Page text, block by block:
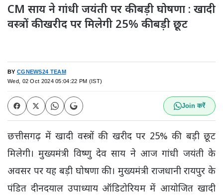
CM साय ने गांधी जयंती पर की बड़ी घोषणा : खादी
वस्त्रों की खरीद पर मिलेगी 25% की बड़ी छूट
BY CGNEWS24 TEAM
Wed, 02 Oct 2024 05:04:22 PM (IST)
Join करें
छत्तीसगढ़ में खादी वस्त्रों की खरीद पर 25% की बड़ी छूट
मिलेगी। मुख्यमंत्री विष्णु देव साय ने आज गांधी जयंती के
अवसर पर यह बड़ी घोषणा की। मुख्यमंत्री राजधानी रायपुर के
पंडित दीनदयाल उपाध्याय ऑडिटोरियम में आयोजित खादी